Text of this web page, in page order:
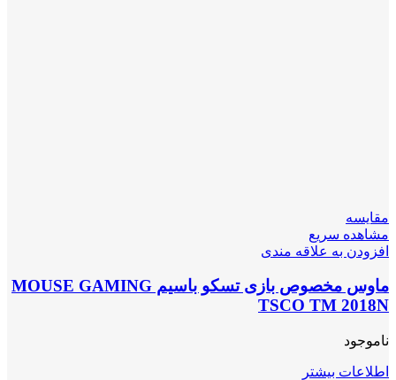
مقایسه
مشاهده سریع
افزودن به علاقه مندی
ماوس مخصوص بازی تسکو باسیم MOUSE GAMING
TSCO TM 2018N
ناموجود
اطلاعات بیشتر